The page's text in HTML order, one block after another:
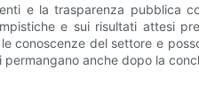
e la trasparenza pubblica
e sui risultati attesi
conoscenze del settore e
anche dopo la